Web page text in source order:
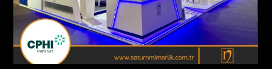
AHŞAP - ÖZGÜN STANDLAR